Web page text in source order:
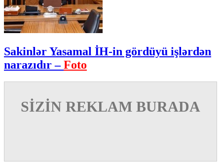
Sakinlər Yasamal İH-in gördüyü işlərdən
narazıdır –Foto
SİZİN REKLAM BURADA